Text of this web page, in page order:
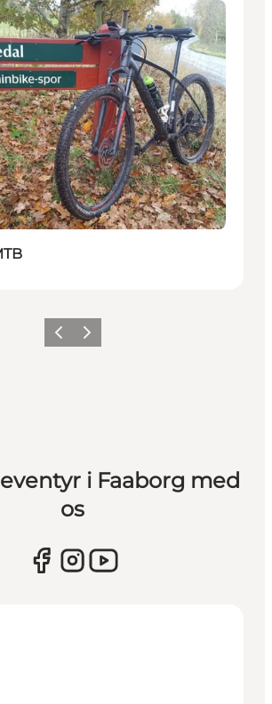
Forrige billede
Næste billede
i Faaborg med
os